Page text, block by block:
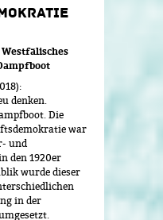
Westfälisches
denken.
Die
war
und
den 1920er
wurde dieser
in der